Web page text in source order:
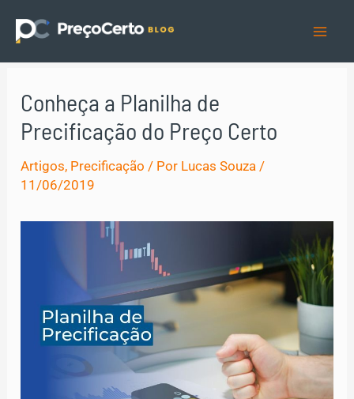
para
o
Conheça a Planilha de
Precificação do Preço Certo
Artigos, Precificação / Por Lucas Souza /
11/06/2019